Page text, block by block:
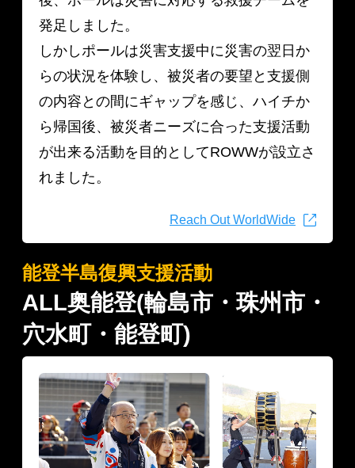
発足しました。
しかしポールは災害支援中に災害の翌日か
らの状況を体験し、被災者の要望と支援側
の内容との間にギャップを感じ、ハイチか
ら帰国後、被災者ニーズに合った支援活動
が出来る活動を目的としてROWWが設立さ
れました。
Reach Out WorldWide
能登半島復興支援活動
ALL奥能登(輪島市・珠州市・
穴水町・能登町)